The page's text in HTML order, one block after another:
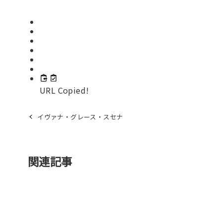
URL Copied!
イヴァナ・グレース・スセナ
関連記事